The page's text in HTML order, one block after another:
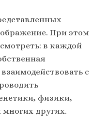
При этом
в каждой
с
физики,
других.